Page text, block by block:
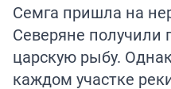
Семга пришла на
Северяне получили
царскую рыбу.
каждом участке